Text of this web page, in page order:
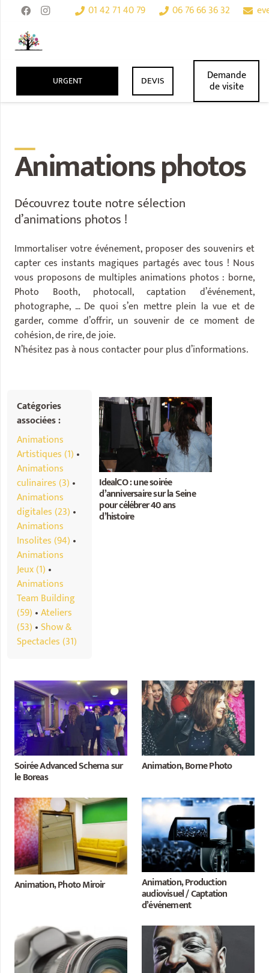
01 42 71 40 79 06 76 66 36 32
URGENT DEVIS Demande
de visite
__
Animations photos
Découvrez toute notre sélection
d’animations photos !
Immortaliser votre événement, proposer des souvenirs et
capter ces instants magiques partagés avec tous ! Nous
vous proposons de multiples animations photos : borne,
Photo Booth, photocall, captation d’événement,
photographe, … De quoi s’en mettre plein la vue et de
garder, comme d’offrir, un souvenir de ce moment de
cohésion, de rire, de joie.
N’hésitez pas à nous contacter pour plus d’informations.
Catégories
associées :
Animations
Artistiques (1) •
Animations
culinaires (3) •
Animations
digitales (23) •
Animations
Insolites (94) •
Animations
Jeux (1) •
Animations
Team Building
(59) •Ateliers
(53) •Show &
Spectacles (31)
IdealCO : une soirée
d’anniversaire sur la Seine
pour célébrer 40 ans
d’histoire
Soirée Advanced Schema sur
le Boreas
Animation, Borne Photo
Animation, Photo Miroir Animation, Production
audiovisuel / Captation
d’événement